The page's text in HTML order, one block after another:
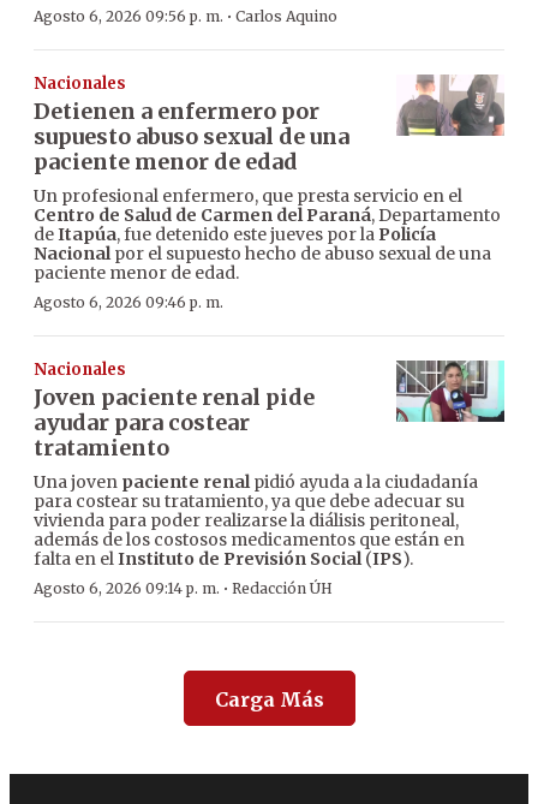
Agosto 6, 2026 09:56 p. m. · Carlos Aquino
Nacionales
Detienen a enfermero por
supuesto abuso sexual de una
paciente menor de edad
Un profesional enfermero, que presta servicio en el
Centro de Salud de Carmen del Paraná, Departamento
deItapúa, fue detenido este jueves por la Policía
Nacionalpor el supuesto hecho de abuso sexual de una
paciente menor de edad.
Agosto 6, 2026 09:46 p. m.
Nacionales
Joven paciente renal pide
ayudar para costear
tratamiento
Una joven paciente renalpidió ayuda a la ciudadanía
para costear su tratamiento, ya que debe adecuar su
vivienda para poder realizarse la diálisis peritoneal,
además de los costosos medicamentos que están en
falta en elInstituto de Previsión Social(IPS).
Agosto 6, 2026 09:14 p. m. · Redacción ÚH
Carga Más